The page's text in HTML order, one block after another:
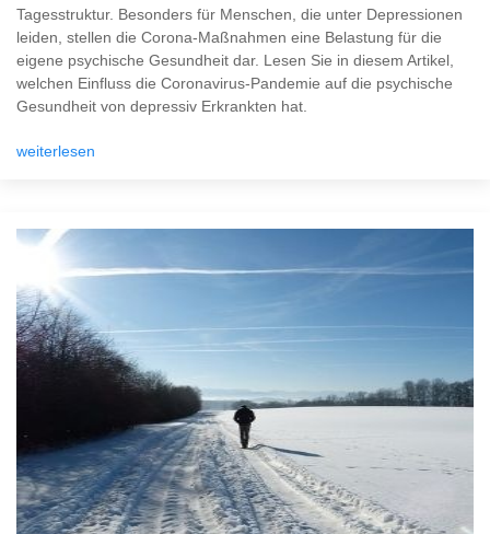
Tagesstruktur. Besonders für Menschen, die unter Depressionen
leiden, stellen die Corona-Maßnahmen eine Belastung für die
eigene psychische Gesundheit dar. Lesen Sie in diesem Artikel,
welchen Einfluss die Coronavirus-Pandemie auf die psychische
Gesundheit von depressiv Erkrankten hat.
weiterlesen